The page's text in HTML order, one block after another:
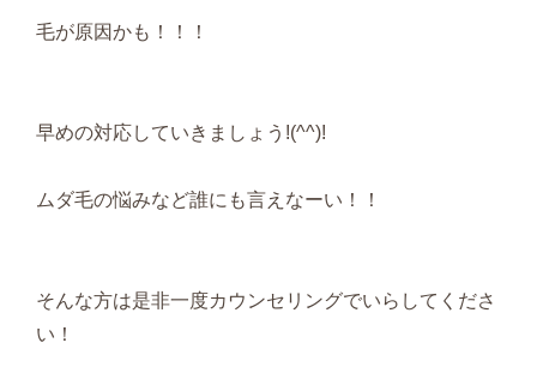
毛が原因かも！！！
早めの対応していきましょう!(^^)!
ムダ毛の悩みなど誰にも言えなーい！！
そんな方は是非一度カウンセリングでいらしてくださ
い！